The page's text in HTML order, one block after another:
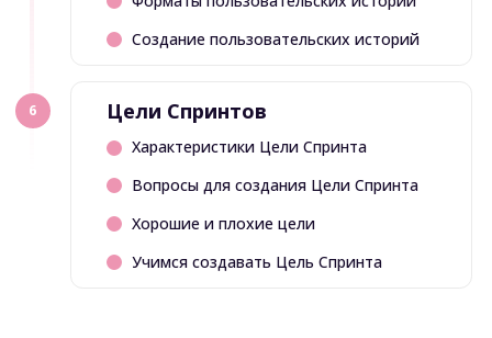
Если за тренингплатит
компания,отправьте
реквизиты для договора
За тренинг платит